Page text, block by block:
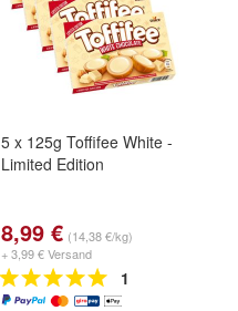
5 x 125g Toffifee White -
Limited Edition
8,99 € (14,38 €/kg)
+ 3,99 € Versand
1